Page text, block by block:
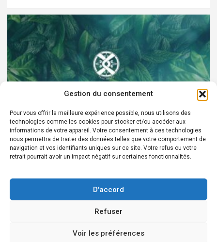
Gestion du consentement
Pour vous offrir la meilleure expérience possible, nous utilisons des
technologies comme les cookies pour stocker et/ou accéder aux
informations de votre appareil. Votre consentement à ces technologies
nous permettra de traiter des données telles que votre comportement de
navigation et vos identifiants uniques sur ce site. Votre refus ou votre
retrait pourrait avoir un impact négatif sur certaines fonctionnalités.
D'accord
Refuser
Voir les préférences
PARTENAIRES
Devenez Ambassadeur XOCHI BOTANICALS –
« El espíritu francés con corazón de México! »
Édition en ligne depuis 2007 - Courriel Infos: